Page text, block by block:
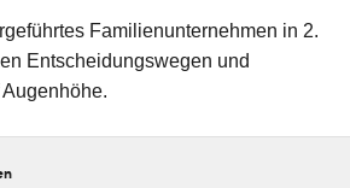
Familienunternehmen in 2.
Entscheidungswegen und